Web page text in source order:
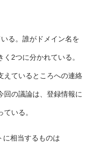
る。誰がドメイン名を
2つに分かれている。
えているところへの連絡
回の議論は、登録情報に
に相当するものは